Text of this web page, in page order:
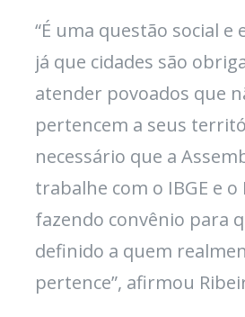
“É uma questão social e
já que cidades são
atender povoados que
pertencem a seus
necessário que a
trabalhe com o IBGE e o
fazendo convênio para
definido a quem
pertence”, afirmou